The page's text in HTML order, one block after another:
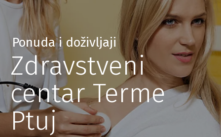
Ponuda i doživljaji
Zdravstveni
centar Terme
Ptuj